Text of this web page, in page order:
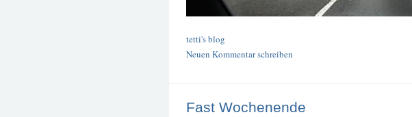
tetti's blog
Neuen Kommentar schreiben
Fast Wochenende